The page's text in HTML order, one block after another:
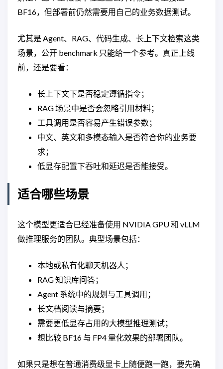
BF16，但部署前仍然需要用自己的业务数据测试。
尤其是 Agent、RAG、代码生成、长上下文检索这类
场景，公开 benchmark 只能给一个参考。真正上线
前，还是要看：
长上下文下是否稳定遵循指令；
RAG 场景中是否会忽略引用材料；
工具调用是否容易产生错误参数；
中文、英文和多模态输入是否符合你的业务要
求；
低显存配置下吞吐和延迟是否能接受。
适合哪些场景
这个模型更适合已经准备使用 NVIDIA GPU 和 vLLM
做推理服务的团队。典型场景包括：
本地或私有化聊天机器人；
RAG 知识库问答；
Agent 系统中的规划与工具调用；
长文档阅读与摘要；
需要更低显存占用的大模型推理测试；
想比较 BF16 与 FP4 量化效果的部署团队。
如果只是想在普通消费级显卡上随便跑一跑，要先确